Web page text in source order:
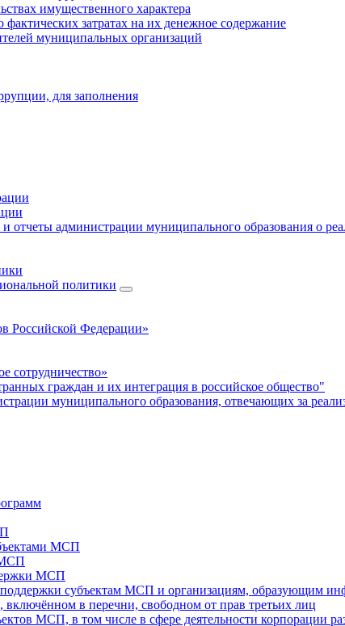
имущественного характера
затратах на их денежное содержание
муниципальных организаций
для заполнения
администрации муниципального образования о
политики
Российской Федерации»
сотрудничество»
граждан и их интеграция в российское общество"
муниципального образования, отвечающих за
МСП
МСП
МСП
субъектам МСП и организациям, образующим
в перечни, свободном от прав третьих лиц
МСП, в том числе в сфере деятельности корпорации